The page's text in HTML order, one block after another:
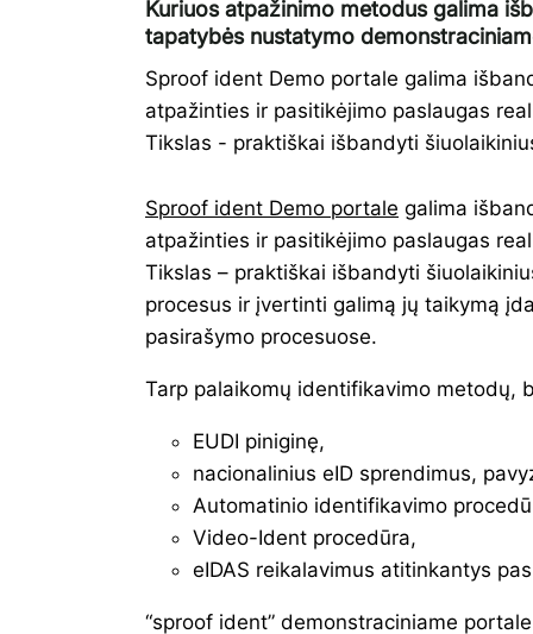
Kuriuos atpažinimo metodus galima
tapatybės nustatymo
Sproof ident Demo portale galima
atpažinties ir pasitikėjimo paslaugas
Tikslas - praktiškai išbandyti
Sproof ident Demo portale galima
atpažinties ir pasitikėjimo paslaugas
Tikslas – praktiškai išbandyti
procesus ir įvertinti galimą jų taikymą
pasirašymo procesuose.
Tarp palaikomų identifikavimo metodų,
EUDI piniginę,
nacionalinius eID sprendimus,
Automatinio identifikavimo
Video-Ident procedūra,
eIDAS reikalavimus atitinkantys
“sproof ident” demonstraciniame